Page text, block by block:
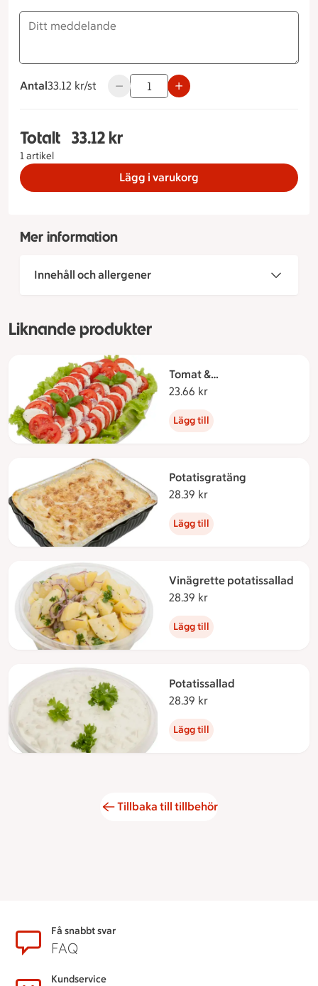
Antal
33.12 kronor styck
33.12 kr/st Använd knapparna för att minska eller
Totalt
1 artikel
Totalt 1 stycken Pasta Pomamore, 33.12 kronor
33.12 kr
Lägg i varukorg
Mer information
Innehåll och allergener
Liknande produkter
Tomat &
mozzarellasallad
23.66 kr
Lägg till
Potatisgratäng
28.39 kr
Lägg till
Vinägrette potatissallad
28.39 kr
Lägg till
Potatissallad
28.39 kr
Lägg till
Tillbaka till tillbehör
SidfotFå snabbt svar
FAQ
Kundservice